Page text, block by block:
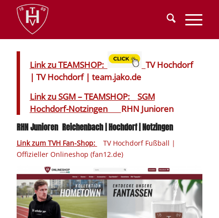
Link zu TEAMSHOP:
TV Hochdorf
| TV Hochdorf | team.jako.de
Link zu SGM – TEAMSHOP:
SGM
Hochdorf-Notzingen RHN Junioren
RHN Junioren Reichenbach | Hochdorf | Notzingen
Link zum TVH Fan-Shop:
TV Hochdorf Fußball |
Offizieller Onlineshop (fan12.de)